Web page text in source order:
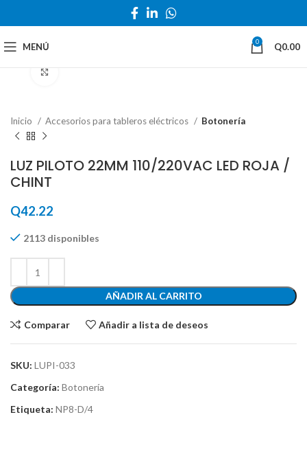
MENÚ 0 Q0.00
Inicio Accesorios para tableros eléctricos Botonería
LUZ PILOTO 22MM 110/220VAC LED ROJA /
CHINT
Q42.22
2113 disponibles
AÑADIR AL CARRITO
Comparar Añadir a lista de deseos
SKU: LUPI-033
Categoría: Botonería
Etiqueta: NP8-D/4